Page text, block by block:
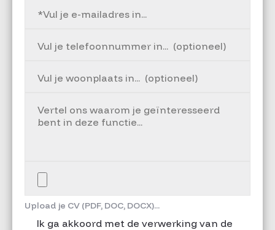
Upload je CV (PDF, DOC, DOCX)...
Ik ga akkoord met de verwerking van de